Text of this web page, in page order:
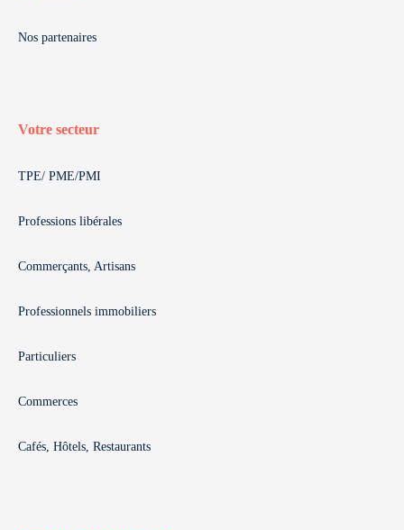
Nos partenaires
Votre secteur
TPE/ PME/PMI
Professions libérales
Commerçants, Artisans
Professionnels immobiliers
Particuliers
Commerces
Cafés, Hôtels, Restaurants